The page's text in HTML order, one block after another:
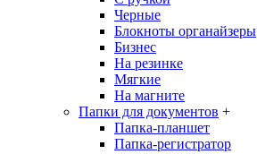
Черные
Блокноты органайзеры
Бизнес
На резинке
Мягкие
На магните
Папки для документов +
Папка-планшет
Папка-регистратор